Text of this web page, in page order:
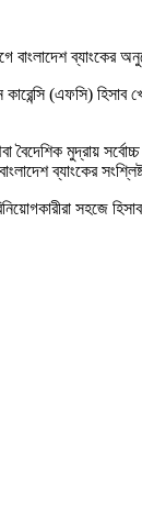
বাংলাদেশ ব্যাংকের
কারেন্সি (এফসি)
বৈদেশিক মুদ্রায়
ব্যাংকের
সহজে